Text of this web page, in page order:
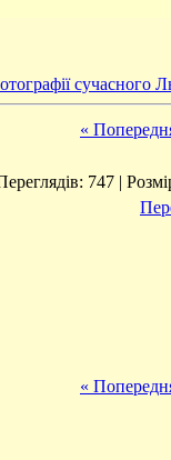
сучасного
«
747 |
«